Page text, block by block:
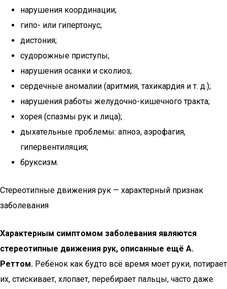
нарушения координации;
гипо- или гипертонус;
дистония;
судорожные приступы;
нарушения осанки и сколиоз;
сердечные аномалии (аритмия, тахикардия и т. д.);
нарушения работы желудочно-кишечного тракта;
хорея (спазмы рук и лица);
дыхательные проблемы: апноэ, аэрофагия,
гипервентиляция;
бруксизм.
Стереотипные движения рук — характерный признак
заболевания
Характерным симптомом заболевания являются
стереотипные движения рук, описанные ещё А.
Реттом. Ребёнок как будто всё время моет руки, потирает
их, стискивает, хлопает, перебирает пальцы, часто даже